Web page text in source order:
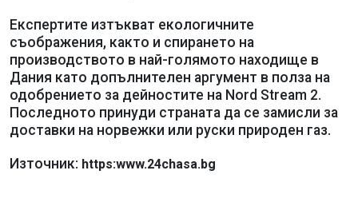
Експертите изтъкват екологичните
съображения, както и спирането на
производството в най-голямото находище в
Дания като допълнителен аргумент в полза на
одобрението за дейностите на Nord Stream 2.
Последното принуди страната да се замисли за
доставки на норвежки или руски природен газ.
Източник: https:www.24chasa.bg